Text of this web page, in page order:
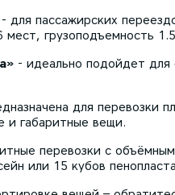
- для пассажирских
грузоподъемность
- идеально подойдет для
для перевозки
и габаритные вещи.
перевозки с
или 15 кубов